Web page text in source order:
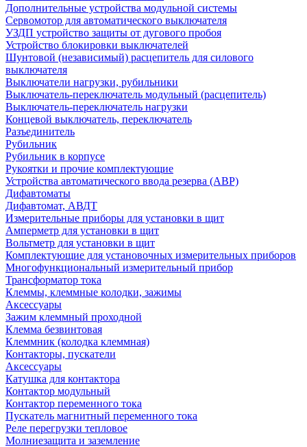
Дополнительные устройства модульной системы
Сервомотор для автоматического выключателя
УЗДП устройство защиты от дугового пробоя
Устройство блокировки выключателей
Шунтовой (независимый) расцепитель для силового
выключателя
Выключатели нагрузки, рубильники
Выключатель-переключатель модульный (расцепитель)
Выключатель-переключатель нагрузки
Концевой выключатель, переключатель
Разъединитель
Рубильник
Рубильник в корпусе
Рукоятки и прочие комплектующие
Устройства автоматического ввода резерва (АВР)
Дифавтоматы
Дифавтомат, АВДТ
Измерительные приборы для установки в щит
Амперметр для установки в щит
Вольтметр для установки в щит
Комплектующие для установочных измерительных приборов
Многофункциональный измерительный прибор
Трансформатор тока
Клеммы, клеммные колодки, зажимы
Аксессуары
Зажим клеммный проходной
Клемма безвинтовая
Клеммник (колодка клеммная)
Контакторы, пускатели
Аксессуары
Катушка для контактора
Контактор модульный
Контактор переменного тока
Пускатель магнитный переменного тока
Реле перегрузки тепловое
Молниезащита и заземление